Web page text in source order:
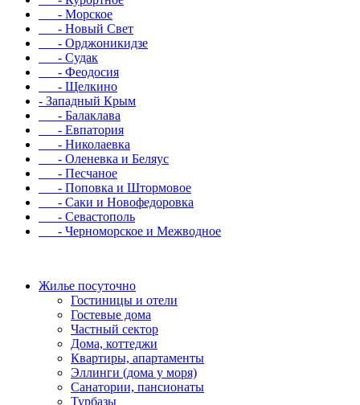
- Морское
- Новый Свет
- Орджоникидзе
- Судак
- Феодосия
- Щелкино
- Западный Крым
- Балаклава
- Евпатория
- Николаевка
- Оленевка и Беляус
- Песчаное
- Поповка и Штормовое
- Саки и Новофедоровка
- Севастополь
- Черноморское и Межводное
Жилье посуточно
Гостиницы и отели
Гостевые дома
Частный сектор
Дома, коттеджи
Квартиры, апартаменты
Эллинги (дома у моря)
Санатории, пансионаты
Турбазы